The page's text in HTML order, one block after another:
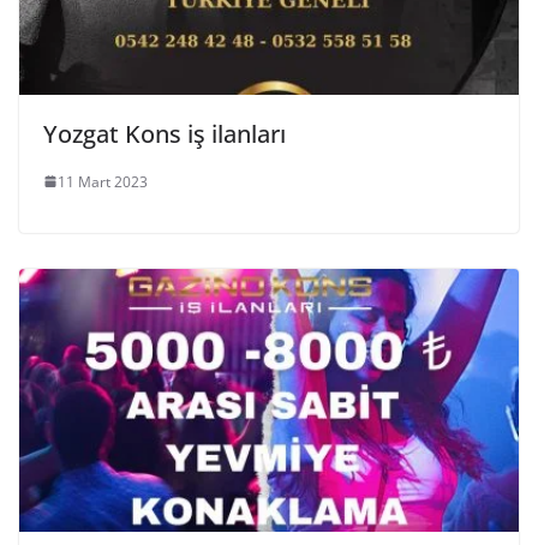
Yozgat Kons iş ilanları
11 Mart 2023